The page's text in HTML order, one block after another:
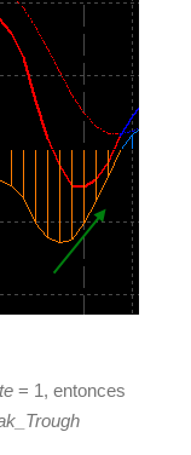
= 1, entonces